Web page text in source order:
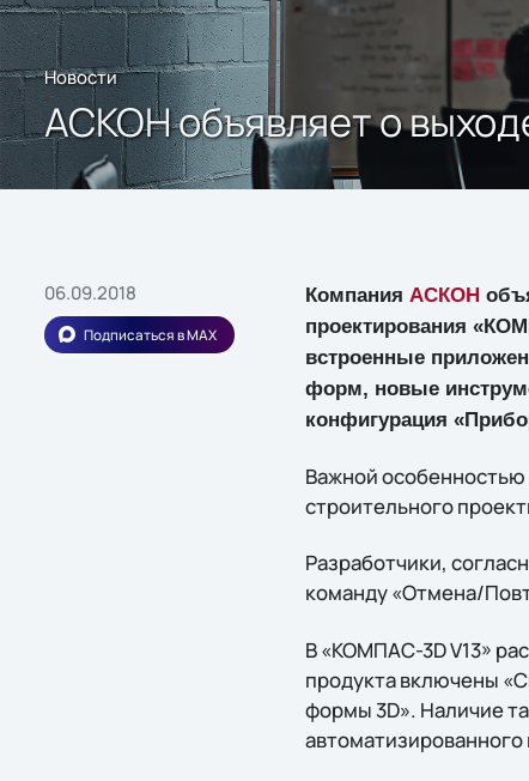
Новости
АСКОН объявляет о
06.09.2018
Подписаться в MAX
Компания АСКОН
проектирования
встроенные
форм, новые
конфигурация
Важной особенностью
строительного
Разработчики,
команду «Отмена/
В «КОМПАС-3D V13»
продукта включены
формы 3D». Наличие